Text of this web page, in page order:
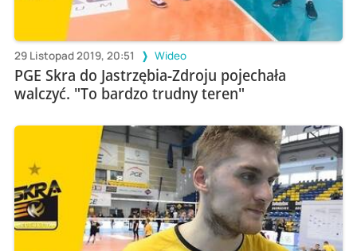
29 Listopad 2019, 20:51 Wideo
PGE Skra do Jastrzębia-Zdroju pojechała
walczyć. "To bardzo trudny teren"